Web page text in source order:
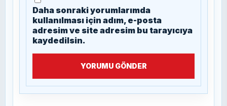
Daha sonraki yorumlarımda
kullanılması için adım, e-posta
adresim ve site adresim bu tarayıcıya
kaydedilsin.
YORUMU GÖNDER